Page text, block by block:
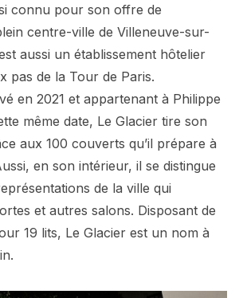
connu pour son offre de
centre-ville de Villeneuve-sur-
aussi un établissement hôtelier
pas de la Tour de Paris.
en 2021 et appartenant à Philippe
même date, Le Glacier tire son
aux 100 couverts qu’il prépare à
en son intérieur, il se distingue
de la ville qui
et autres salons. Disposant de
19 lits, Le Glacier est un nom à